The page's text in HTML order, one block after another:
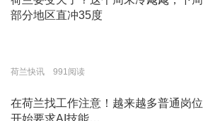
部分地区直冲35度
荷兰快讯 991阅读
在荷兰找工作注意！越来越多普通岗位